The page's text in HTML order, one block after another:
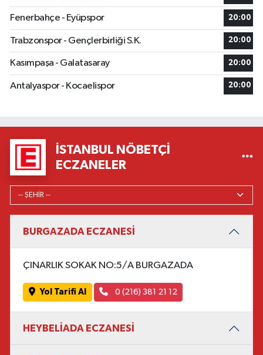
Fenerbahçe - Eyüpspor 20:00
Trabzonspor - Gençlerbirliği S.K. 20:00
Kasımpaşa - Galatasaray 20:00
Antalyaspor - Kocaelispor 20:00
İSTANBUL NÖBETÇI
ECZANELER
BURGAZADA ECZANESİ
ÇINARLIK SOKAK NO:5/A BURGAZADA
Yol Tarifi Al 0 (216) 381 21 12
HEYBELİADA ECZANESİ